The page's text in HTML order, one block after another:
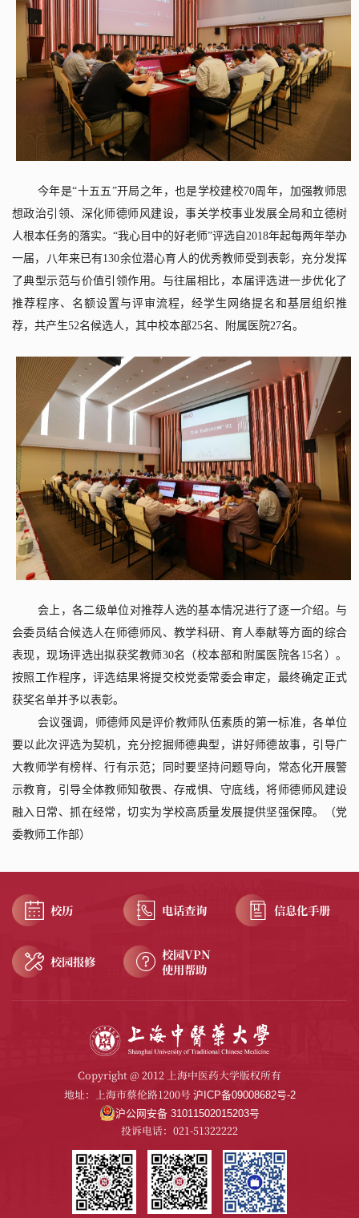
今年是“十五五”开局之年，也是学校建校70周年，加强教师思
想政治引领、深化师德师风建设，事关学校事业发展全局和立德树
人根本任务的落实。“我心目中的好老师”评选自 2018年起每两年举办
一届，八年来已有130余位潜心育人的优秀教师受到表彰，充分发挥
了典型示范与价值引领作用。与往届相比，本届评选进一步优化了
推荐程序、名额设置与评审流程，经学生网络提名和基层组织推
荐，共产生52名候选人，其中校本部25名、附属医院27名。
会上，各二级单位对推荐人选的基本情况进行了逐一介绍。与
会委员结合候选人在师德师风、教学科研、育人奉献等方面的综合
表现，现场评选出拟获奖教师30名（校本部和附属医院各15名）。
按照工作程序，评选结果将提交校党委常委会审定，最终确定正式
获奖名单并予以表彰。
会议强调，师德师风是评价教师队伍素质的第一标准，各单位
要以此次评选为契机，充分挖掘师德典型，讲好师德故事，引导广
大教师学有榜样、行有示范；同时要坚持问题导向，常态化开展警
示教育，引导全体教师知敬畏、存戒惧、守底线，将师德师风建设
融入日常、抓在经常，切实为学校高质量发展提供坚强保障。（党
委教师工作部）
校历 电话查询 信息化手册
校园报修
校园VPN
使用帮助
Copyright @ 2012 上海中医药大学版权所有
地址：上海市蔡伦路1200号 沪ICP备09008682号-2
沪公网安备 31011502015203号
投诉电话：021-51322222